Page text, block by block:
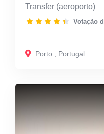
Transfer (aeroporto)
Votação
Porto , Portugal